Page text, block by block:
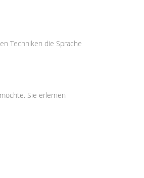
Techniken die Sprache
Sie erlernen